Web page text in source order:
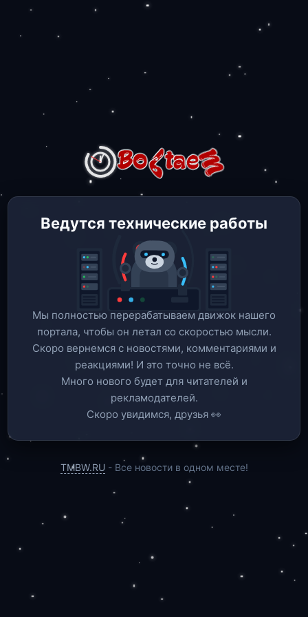
Ведутся технические работы
Мы полностью перерабатываем движок нашего
портала, чтобы он летал со скоростью мысли.
Скоро вернемся c новостями, комментариями и
реакциями! И это точно не всё.
Много нового будет для читателей и
рекламодателей.
Скоро увидимся, друзья 👀
TMBW.RU - Все новости в одном месте!